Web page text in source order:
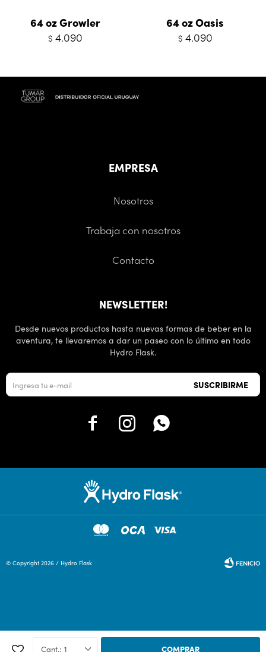
1 COMPRAR
64 oz Growler
$ 4.090
64 oz Oasis
$ 4.090
EMPRESA
Nosotros
Trabaja con nosotros
Contacto
NEWSLETTER!
Desde nuevos productos hasta nuevas formas de beber en la
aventura, te llevaremos a dar un paseo con lo último en todo
Hydro Flask.
SUSCRIBIRME
  
© Copyright 2026 / Hydro Flask